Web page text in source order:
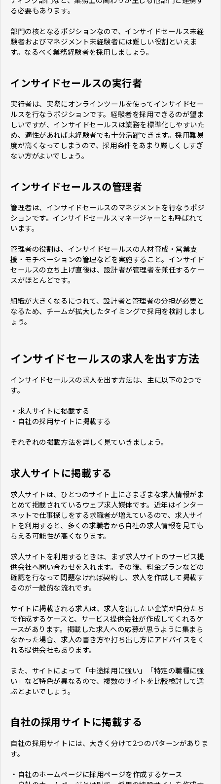
る必要もあります。
部門の核となるポジションなので、インサイドセールス未経
験者およびマネジメント未経験者には難しい役割といえま
す。なるべく業務経験者を採用しましょう。
インサイドセールスの実行者
実行者は、実際にオンラインツールを使ってインサイドセー
ルスを行なうポジションです。経験者を採用できるのが望ま
しいですが、インサイドセールスは業務を標準化しやすいた
め、適性があれば未経験者でも十分活躍できます。採用難易
度が高くなってしまうので、採用条件をあまり厳しくしすぎ
ない方がよいでしょう。
インサイドセールスの管理者
管理者は、インサイドセールスのマネジメントを行なうポジ
ションです。インサイドセールスマネージャーとも呼ばれて
います。
管理者の役割は、インサイドセールスの人材育成・営業支
援・モチベーションの管理などを実施すること。インサイド
セールスの立ち上げ直後は、設計者が管理者を兼任するケー
スがほとんどです。
組織が大きくなるにつれて、設計者と管理者の分担が必要と
なるため、チームが拡大したタイミングで採用を検討しまし
ょう。
インサイドセールスの求人を出す方法
インサイドセールスの求人を出す方法は、主に以下の2つで
す。
・求人サイトに掲載する
・自社の採用サイトに掲載する
それぞれの掲載方法を詳しく見ていきましょう。
求人サイトに掲載する
求人サイトは、ひとつのサイト上にさまざまな求人情報がま
とめて掲載されているウェブ求人媒体です。近年はインター
ネットで仕事探しをする求職者が増えているので、求人サイ
トを利用すると、多くの求職者から自社の求人情報を見ても
らえる可能性が高くなります。
求人サイトを利用するときは、まず求人サイトのサービス提
供会社へ問い合わせを入れます。その後、料金プランなどの
確認を行なって問題なければ契約し、求人を作成して掲載す
るのが一般的な流れです。
サイトに掲載される求人は、求人を出したい企業が自分たち
で作成するケースと、サービス提供会社が作成してくれるケ
ースがあります。掲載した求人への応募が思うように集まら
なかった場合、求人の書き方や打ち出し方にアドバイスをく
れる提供会社もあります。
また、サイトによって「中途採用に強い」「特定の職種に強
い」など特色が異なるので、複数のサイトを比較検討して選
ぶとよいでしょう。
自社の採用サイトに掲載する
自社の採用サイトには、大きく分けて2つのパターンがありま
す。
・自社のホームページに採用ページを作成するケース